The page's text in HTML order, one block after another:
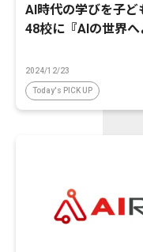
AI時代の学びを子
48校に『AIの世界
2024/12/23
Today's PICK UP